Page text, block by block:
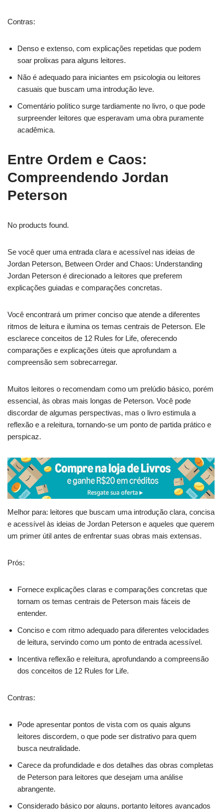
Contras:
Denso e extenso, com explicações repetidas que podem
soar prolixas para alguns leitores.
Não é adequado para iniciantes em psicologia ou leitores
casuais que buscam uma introdução leve.
Comentário político surge tardiamente no livro, o que pode
surpreender leitores que esperavam uma obra puramente
acadêmica.
Entre Ordem e Caos:
Compreendendo Jordan
Peterson
No products found.
Se você quer uma entrada clara e acessível nas ideias de
Jordan Peterson, Between Order and Chaos: Understanding
Jordan Peterson é direcionado a leitores que preferem
explicações guiadas e comparações concretas.
Você encontrará um primer conciso que atende a diferentes
ritmos de leitura e ilumina os temas centrais de Peterson. Ele
esclarece conceitos de 12 Rules for Life, oferecendo
comparações e explicações úteis que aprofundam a
compreensão sem sobrecarregar.
Muitos leitores o recomendam como um prelúdio básico, porém
essencial, às obras mais longas de Peterson. Você pode
discordar de algumas perspectivas, mas o livro estimula a
reflexão e a releitura, tornando-se um ponto de partida prático e
perspicaz.
Melhor para: leitores que buscam uma introdução clara, concisa
e acessível às ideias de Jordan Peterson e aqueles que querem
um primer útil antes de enfrentar suas obras mais extensas.
Prós:
Fornece explicações claras e comparações concretas que
tornam os temas centrais de Peterson mais fáceis de
entender.
Conciso e com ritmo adequado para diferentes velocidades
de leitura, servindo como um ponto de entrada acessível.
Incentiva reflexão e releitura, aprofundando a compreensão
dos conceitos de 12 Rules for Life.
Contras:
Pode apresentar pontos de vista com os quais alguns
leitores discordem, o que pode ser distrativo para quem
busca neutralidade.
Carece da profundidade e dos detalhes das obras completas
de Peterson para leitores que desejam uma análise
abrangente.
Considerado básico por alguns, portanto leitores avançados